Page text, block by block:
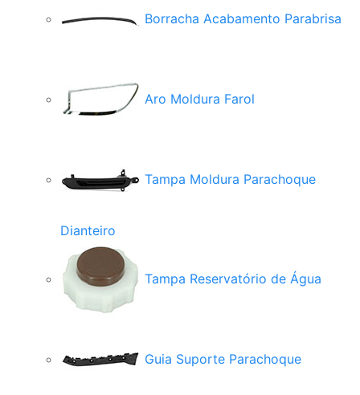
Borracha Acabamento Parabrisa
Aro Moldura Farol
Tampa Moldura Parachoque
Dianteiro
Tampa Reservatório de Água
Guia Suporte Parachoque